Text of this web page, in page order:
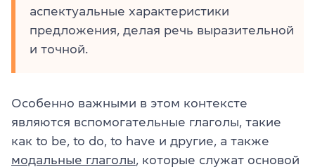
аспектуальные характеристики
предложения, делая речь выразительной
и точной.
Особенно важными в этом контексте
являются вспомогательные глаголы, такие
как to be, to do, to have и другие, а также
модальные глаголы , которые служат основой